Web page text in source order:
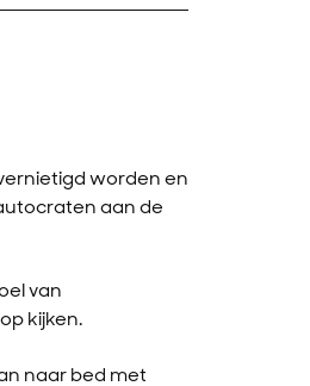
worden en
aan de
van
kijken.
naar bed met